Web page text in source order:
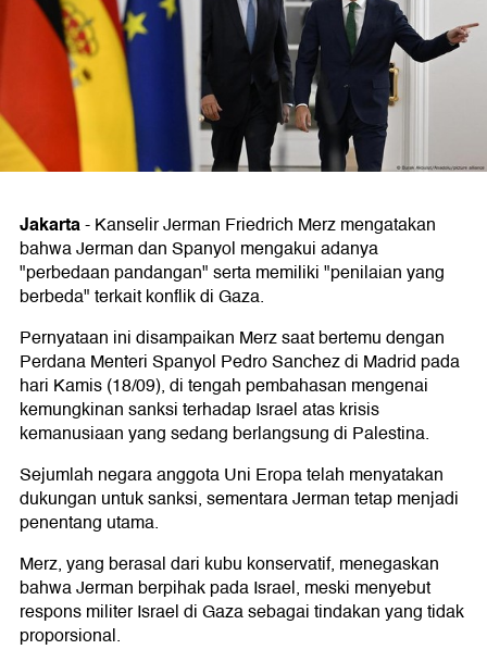
Jakarta-Kanselir Jerman Friedrich Merz mengatakan
bahwa Jerman dan Spanyol mengakui adanya
"perbedaan pandangan" serta memiliki "penilaian yang
berbeda" terkait konflik di Gaza.
Pernyataan ini disampaikan Merz saat bertemu dengan
Perdana Menteri Spanyol Pedro Sanchez di Madrid pada
hari Kamis (18/09), di tengah pembahasan mengenai
kemungkinan sanksi terhadap Israel atas krisis
kemanusiaan yang sedang berlangsung di Palestina.
Sejumlah negara anggota Uni Eropa telah menyatakan
dukungan untuk sanksi, sementara Jerman tetap menjadi
penentang utama.
Merz, yang berasal dari kubu konservatif, menegaskan
bahwa Jerman berpihak pada Israel, meski menyebut
respons militer Israel di Gaza sebagai tindakan yang tidak
proporsional.